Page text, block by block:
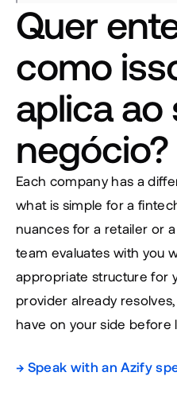
Quer
como
aplica ao
negócio?
Each company has a
what is simple for a
nuances for a retailer or
team evaluates with you
appropriate structure for
provider already
have on your side before
→ Speak with an Azify